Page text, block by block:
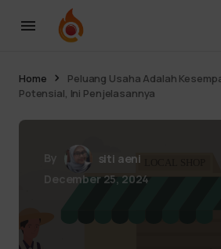
Home
Peluang Usaha Adalah
Potensial, Ini Penjelasannya
By
siti aeni
December 25, 2024